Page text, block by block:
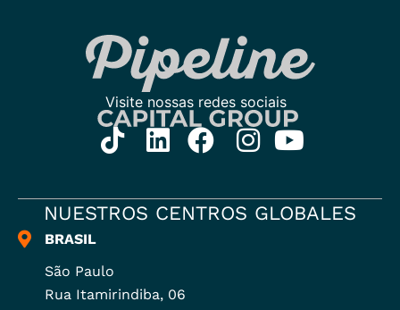
NUESTROS CENTROS GLOBALES
BRASIL
São Paulo
Rua Itamirindiba, 06